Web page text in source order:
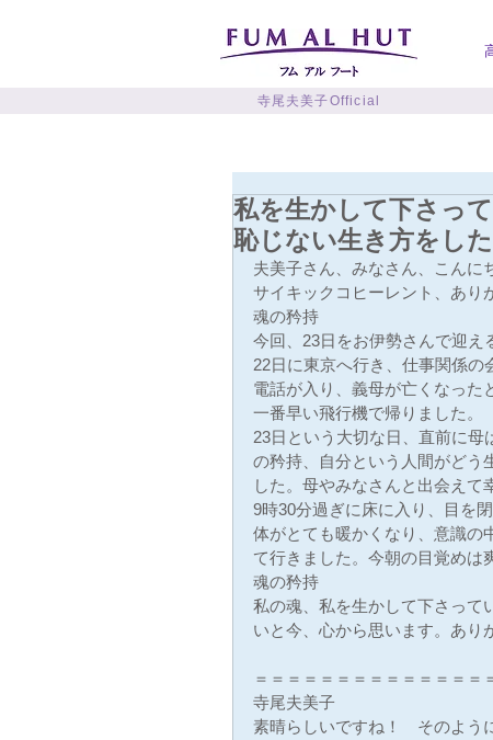
寺尾夫美子Official
私を生かして下さっ
恥じない生き方をし
夫美子さん、みなさん、こんに
サイキックコヒーレント、あり
魂の矜持
今回、23日をお伊勢さんで迎え
22日に東京へ行き、仕事関係の
電話が入り、義母が亡くなった
一番早い飛行機で帰りました。
23日という大切な日、直前に
の矜持、自分という人間がどう
した。母やみなさんと出会えて
9時30分過ぎに床に入り、目を
体がとても暖かくなり、意識の
て行きました。今朝の目覚めは
魂の矜持
私の魂、私を生かして下さって
いと今、心から思います。あり
＝＝＝＝＝＝＝＝＝＝＝＝＝＝
寺尾夫美子
素晴らしいですね！　そのよう